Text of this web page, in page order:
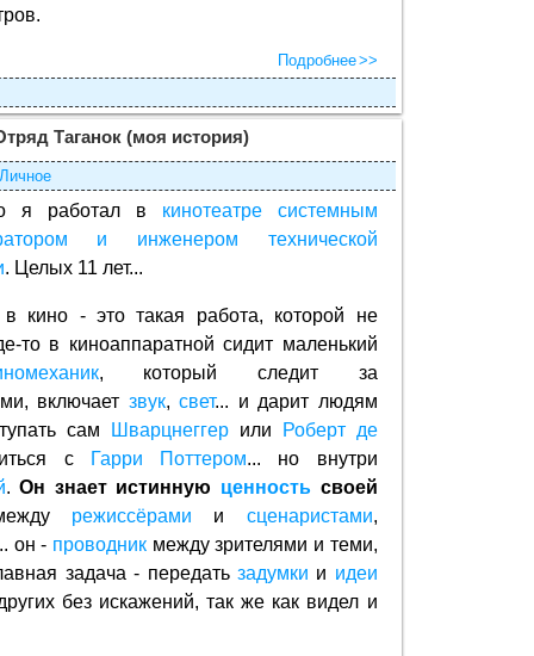
Подробнее
Таганок (моя история)
я работал в кинотеатре
системным
и инженером технической
. Целых 11 лет...
в кино - это такая работа, которой не
то в киноаппаратной сидит маленький
, который следит за
включает звук, свет... и дарит людям
сам
Шварцнеггерили
Роберт де
с
Гарри Поттером... но внутри
.Он знает истинную ценностьсвоей
режиссёрами и сценаристами,
он - проводникмежду зрителями и теми,
задача - передать задумки и идеи
без искажений, так же как видел и